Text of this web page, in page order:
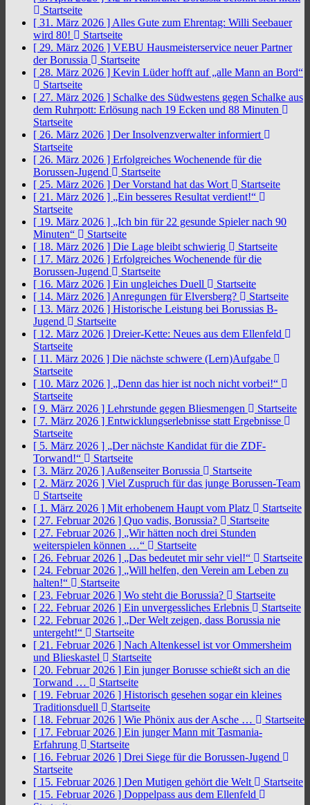
Startseite
[ 31. März 2026 ] Alles Gute zum Ehrentag: Willi Seebauer
wird 80!
Startseite
[ 29. März 2026 ] VEBU Hausmeisterservice neuer Partner
der Borussia
Startseite
[ 28. März 2026 ] Kevin Lüder hofft auf „alle Mann an Bord“
Startseite
[ 27. März 2026 ] Schalke des Südwestens gegen Schalke aus
dem Ruhrpott: Erlösung nach 19 Ecken und 88 Minuten
Startseite
[ 26. März 2026 ] Der Insolvenzverwalter informiert
Startseite
[ 26. März 2026 ] Erfolgreiches Wochenende für die
Borussen-Jugend
Startseite
[ 25. März 2026 ] Der Vorstand hat das Wort
Startseite
[ 21. März 2026 ] „Ein besseres Resultat verdient!“
Startseite
[ 19. März 2026 ] „Ich bin für 22 gesunde Spieler nach 90
Minuten“
Startseite
[ 18. März 2026 ] Die Lage bleibt schwierig
Startseite
[ 17. März 2026 ] Erfolgreiches Wochenende für die
Borussen-Jugend
Startseite
[ 16. März 2026 ] Ein ungleiches Duell
Startseite
[ 14. März 2026 ] Anregungen für Elversberg?
Startseite
[ 13. März 2026 ] Historische Leistung bei Borussias B-
Jugend
Startseite
[ 12. März 2026 ] Dreier-Kette: Neues aus dem Ellenfeld
Startseite
[ 11. März 2026 ] Die nächste schwere (Lern)Aufgabe
Startseite
[ 10. März 2026 ] „Denn das hier ist noch nicht vorbei!“
Startseite
[ 9. März 2026 ] Lehrstunde gegen Bliesmengen
Startseite
[ 7. März 2026 ] Entwicklungserlebnisse statt Ergebnisse
Startseite
[ 5. März 2026 ] „Der nächste Kandidat für die ZDF-
Torwand!“
Startseite
[ 3. März 2026 ] Außenseiter Borussia
Startseite
[ 2. März 2026 ] Viel Zuspruch für das junge Borussen-Team
Startseite
[ 1. März 2026 ] Mit erhobenem Haupt vom Platz
Startseite
[ 27. Februar 2026 ] Quo vadis, Borussia?
Startseite
[ 27. Februar 2026 ] „Wir hätten noch drei Stunden
weiterspielen können …“
Startseite
[ 26. Februar 2026 ] „Das bedeutet mir sehr viel!“
Startseite
[ 24. Februar 2026 ] „Will helfen, den Verein am Leben zu
halten!“
Startseite
[ 23. Februar 2026 ] Wo steht die Borussia?
Startseite
[ 22. Februar 2026 ] Ein unvergessliches Erlebnis
Startseite
[ 22. Februar 2026 ] „Der Welt zeigen, dass Borussia nie
untergeht!“
Startseite
[ 21. Februar 2026 ] Nach Altenkessel ist vor Ommersheim
und Blieskastel
Startseite
[ 20. Februar 2026 ] Ein junger Borusse schießt sich an die
Torwand …
Startseite
[ 19. Februar 2026 ] Historisch gesehen sogar ein kleines
Traditionsduell
Startseite
[ 18. Februar 2026 ] Wie Phönix aus der Asche …
Startseite
[ 17. Februar 2026 ] Ein junger Mann mit Tasmania-
Erfahrung
Startseite
[ 16. Februar 2026 ] Drei Siege für die Borussen-Jugend
Startseite
[ 15. Februar 2026 ] Den Mutigen gehört die Welt
Startseite
[ 15. Februar 2026 ] Doppelpass aus dem Ellenfeld